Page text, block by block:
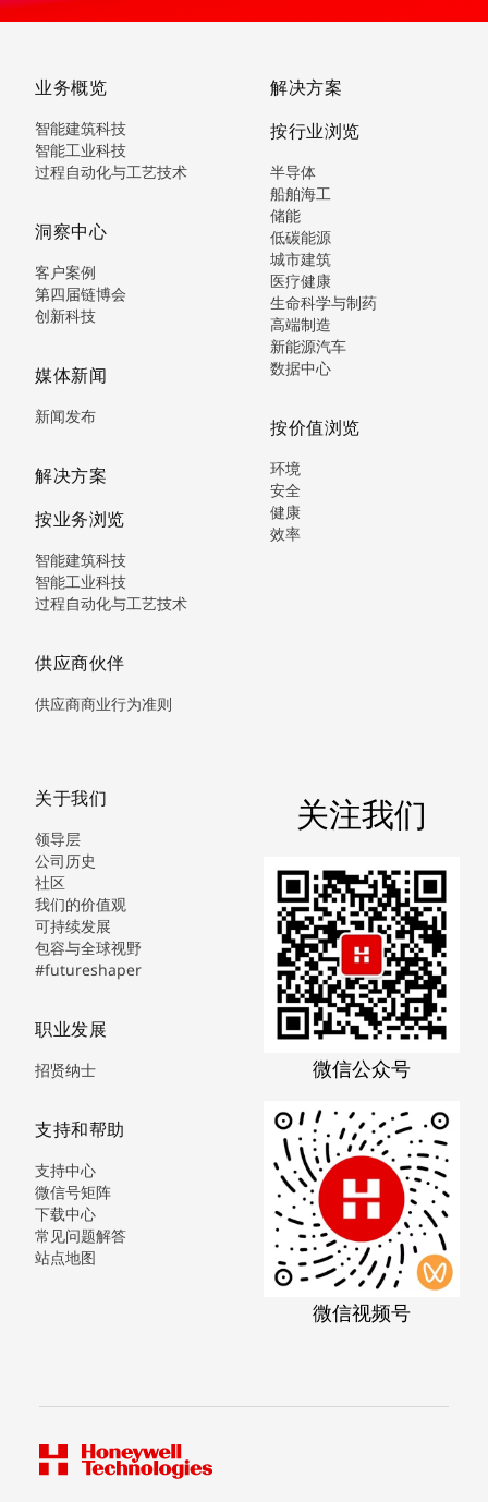
业务概览
智能建筑科技
智能工业科技
过程自动化与工艺技术
洞察中心
客户案例
第四届链博会
创新科技
媒体新闻
新闻发布
解决方案
按业务浏览
智能建筑科技
智能工业科技
过程自动化与工艺技术
供应商伙伴
供应商商业行为准则
解决方案
按行业浏览
半导体
船舶海工
储能
低碳能源
城市建筑
医疗健康
生命科学与制药
高端制造
新能源汽车
数据中心
按价值浏览
环境
安全
健康
效率
关于我们
领导层
公司历史
社区
我们的价值观
可持续发展
包容与全球视野
#futureshaper
职业发展
招贤纳士
支持和帮助
支持中心
微信号矩阵
下载中心
常见问题解答
站点地图
关注我们
微信公众号
微信视频号